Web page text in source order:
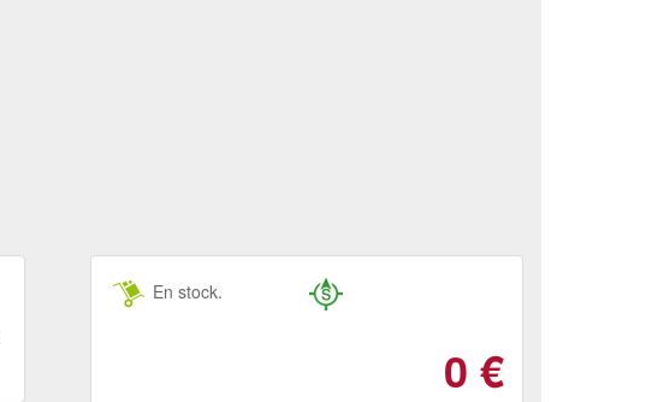
En stock.
0 €